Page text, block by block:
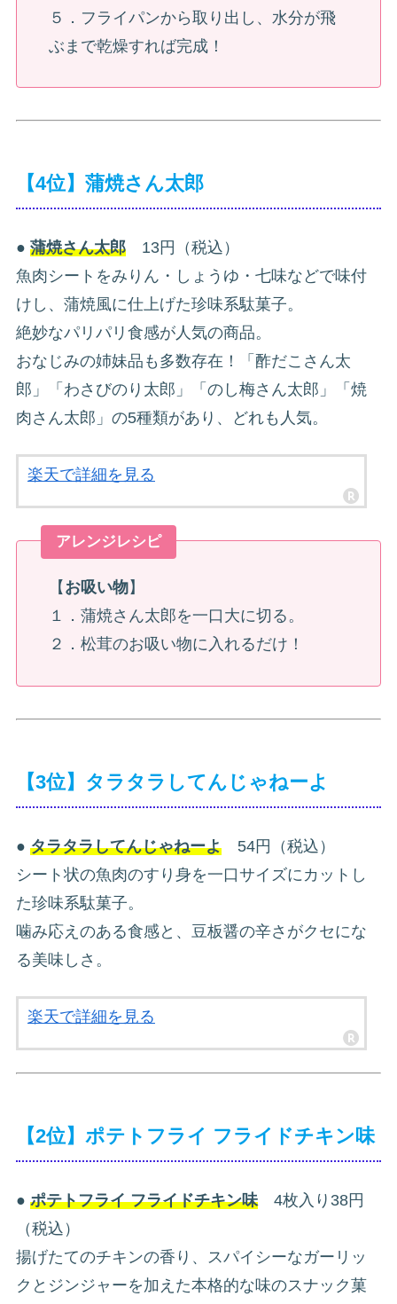
５．フライパンから取り出し、水分が飛
ぶまで乾燥すれば完成！
【4位】蒲焼さん太郎
● 蒲焼さん太郎 13円（税込）
魚肉シートをみりん・しょうゆ・七味などで味付
けし、蒲焼風に仕上げた珍味系駄菓子。
絶妙なパリパリ食感が人気の商品。
おなじみの姉妹品も多数存在！「酢だこさん太
郎」「わさびのり太郎」「のし梅さん太郎」「焼
肉さん太郎」の5種類があり、どれも人気。
楽天で詳細を見る
アレンジレシピ
【 お吸い物】
１．蒲焼さん太郎を一口大に切る。
２．松茸のお吸い物に入れるだけ！
【3位】タラタラしてんじゃねーよ
● タラタラしてんじゃねーよ 54円（税込）
シート状の魚肉のすり身を一口サイズにカットし
た珍味系駄菓子。
噛み応えのある食感と、豆板醤の辛さがクセにな
る美味しさ。
楽天で詳細を見る
【2位】ポテトフライ フライドチキン味
● ポテトフライ フライドチキン味4枚入り38円
（税込）
揚げたてのチキンの香り、スパイシーなガーリッ
クとジンジャーを加えた本格的な味のスナック菓